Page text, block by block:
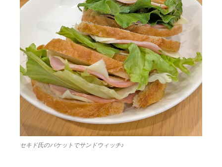
セキド氏のバケットでサンドウィッチ♪